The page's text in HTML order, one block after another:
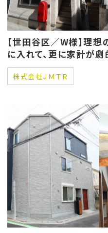
【世田谷区／W様】理
に入れて、更に家計が劇
株式会社ＪＭＴＲ